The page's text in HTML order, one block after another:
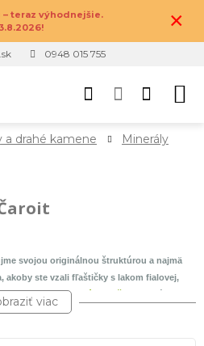
teraz výhodnejšie.
×
0948 015 755
a drahé kamene
Minerály
svojou originálnou štruktúrou a najmä
akoby ste vzali fľaštičky s lakom fialovej,
do seba. Tentodrahý kameň
v Jakutskej republike v Rusku, v oblasti pri
viac